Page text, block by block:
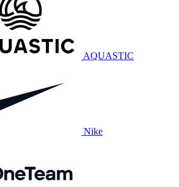
AQUASTIC
Nike